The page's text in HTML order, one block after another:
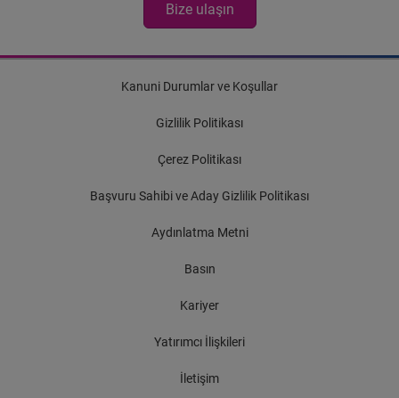
Bize ulaşın
Kanuni Durumlar ve Koşullar
Gizlilik Politikası
Çerez Politikası
Başvuru Sahibi ve Aday Gizlilik Politikası
Aydınlatma Metni
Basın
Kariyer
Yatırımcı İlişkileri
İletişim